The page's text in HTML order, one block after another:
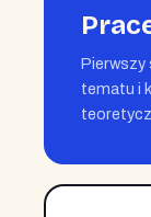
Pierwszy
tematu i